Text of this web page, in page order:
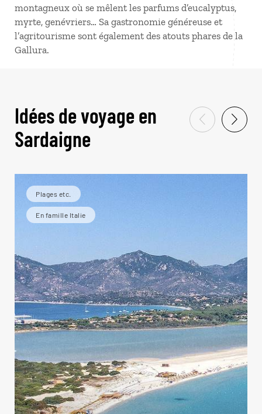
montagneux où se mêlent les parfums d’eucalyptus,
myrte, genévriers… Sa gastronomie généreuse et
l’agritourisme sont également des atouts phares de la
Gallura.
Idées de voyage en
Sardaigne
Plages etc.
En famille Italie